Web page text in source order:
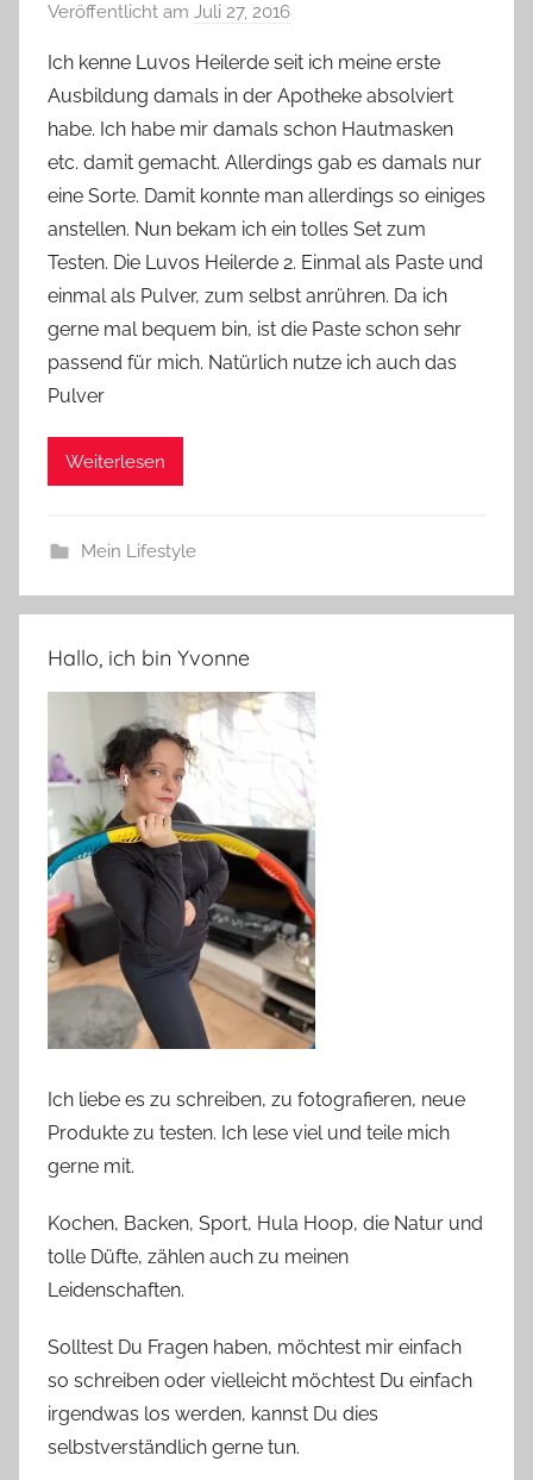
Veröffentlicht am Juli 27, 2016
n
Y
v
o
n
n
e
Ich kenne Luvos Heilerde seit ich meine erste
Ausbildung damals in der Apotheke absolviert
habe. Ich habe mir damals schon Hautmasken
etc. damit gemacht. Allerdings gab es damals nur
eine Sorte. Damit konnte man allerdings so einiges
anstellen. Nun bekam ich ein tolles Set zum
Testen. Die Luvos Heilerde 2. Einmal als Paste und
einmal als Pulver, zum selbst anrühren. Da ich
gerne mal bequem bin, ist die Paste schon sehr
passend für mich. Natürlich nutze ich auch das
Pulver
Weiterlesen
Mein Lifestyle
Hallo, ich bin Yvonne
Ich liebe es zu schreiben, zu fotografieren, neue
Produkte zu testen. Ich lese viel und teile mich
gerne mit.
Kochen, Backen, Sport, Hula Hoop, die Natur und
tolle Düfte, zählen auch zu meinen
Leidenschaften.
Solltest Du Fragen haben, möchtest mir einfach
so schreiben oder vielleicht möchtest Du einfach
irgendwas los werden, kannst Du dies
selbstverständlich gerne tun.